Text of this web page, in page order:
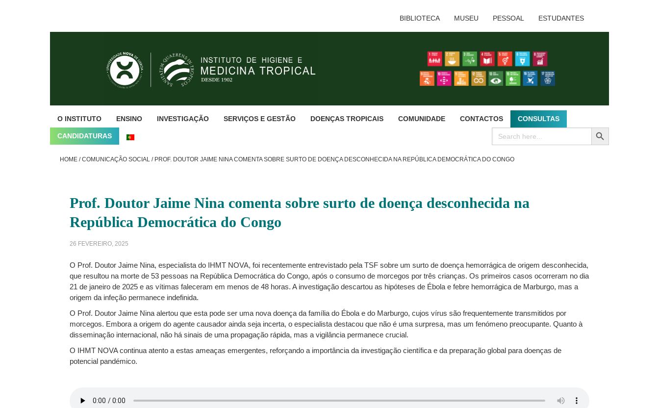
BIBLIOTECA MUSEU PESSOAL ESTUDANTES
O INSTITUTO ENSINO INVESTIGAÇÃO SERVIÇOS E GESTÃO DOENÇAS TROPICAIS COMUNIDADE CONTACTOS CONSULTAS
CANDIDATURAS
Search
for:
SEARCH BUTTON
HOME / COMUNICAÇÃO SOCIAL /PROF. DOUTOR JAIME NINA COMENTA SOBRE SURTO DE DOENÇA DESCONHECIDA NA REPÚBLICA DEMOCRÁTICA DO CONGO
Prof. Doutor Jaime Nina comenta sobre surto de doença desconhecida na
República Democrática do Congo
26 FEVEREIRO, 2025
O Prof. Doutor Jaime Nina, especialista do IHMT NOVA, foi recentemente entrevistado pela TSF sobre um surto de doença hemorrágica de origem desconhecida,
que resultou na morte de 53 pessoas na República Democrática do Congo, após o consumo de morcegos por três crianças. Os primeiros casos ocorreram no dia
21 de janeiro de 2025 e as vítimas faleceram em menos de 48 horas. A investigação descartou as hipóteses de Ébola e febre hemorrágica de Marburgo, mas a
origem da infeção permanece indefinida.
O Prof. Doutor Jaime Nina alertou que esta pode ser uma nova doença da família do Ébola e do Marburgo, cujos vírus são frequentemente transmitidos por
morcegos. Embora a origem do agente causador ainda seja incerta, o especialista destacou que não é uma surpresa, mas um fenómeno preocupante. Quanto à
disseminação internacional, não há sinais de uma propagação rápida, mas a vigilância permanece crucial.
O IHMT NOVA continua atento a estas ameaças emergentes, reforçando a importância da investigação científica e da preparação global para doenças de
potencial pandémico.